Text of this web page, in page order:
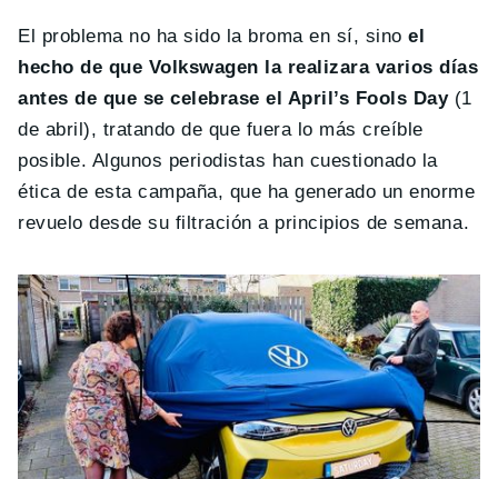
El problema no ha sido la broma en sí, sinoel
hecho de que Volkswagen la realizara varios días
antes de que se celebrase el April’s Fools Day(1
de abril), tratando de que fuera lo más creíble
posible. Algunos periodistas han cuestionado la
ética de esta campaña, que ha generado un enorme
revuelo desde su filtración a principios de semana.